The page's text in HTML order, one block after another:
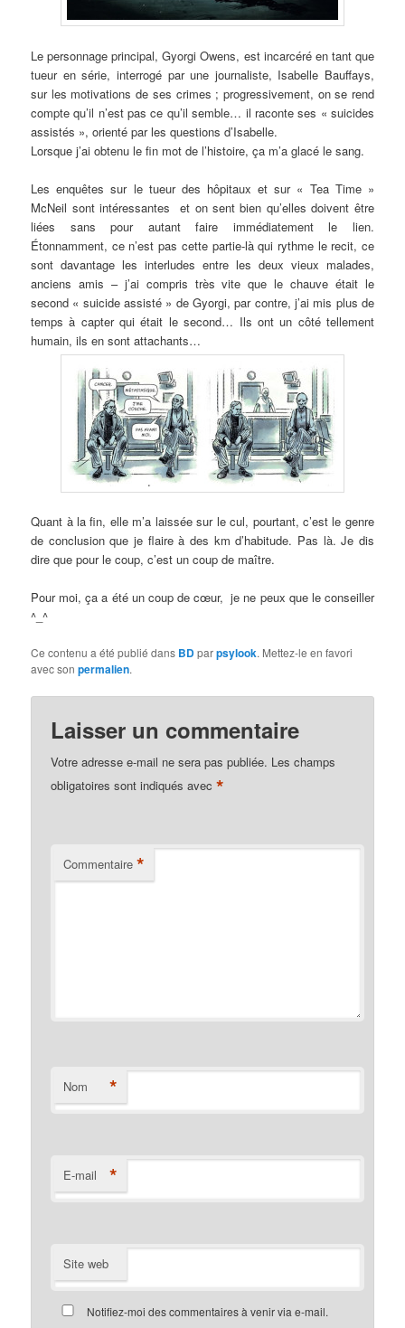
Le personnage principal, Gyorgi Owens, est incarcéré en tant que
tueur en série, interrogé par une journaliste, Isabelle Bauffays,
sur les motivations de ses crimes ; progressivement, on se rend
compte qu’il n’est pas ce qu’il semble… il raconte ses « suicides
assistés », orienté par les questions d’Isabelle.
Lorsque j’ai obtenu le fin mot de l’histoire, ça m’a glacé le sang.
Les enquêtes sur le tueur des hôpitaux et sur « Tea Time »
McNeil sont intéressantes et on sent bien qu’elles doivent être
liées sans pour autant faire immédiatement le lien.
Étonnamment, ce n’est pas cette partie-là qui rythme le recit, ce
sont davantage les interludes entre les deux vieux malades,
anciens amis – j’ai compris très vite que le chauve était le
second « suicide assisté » de Gyorgi, par contre, j’ai mis plus de
temps à capter qui était le second… Ils ont un côté tellement
humain, ils en sont attachants…
Quant à la fin, elle m’a laissée sur le cul, pourtant, c’est le genre
de conclusion que je flaire à des km d’habitude. Pas là. Je dis
dire que pour le coup, c’est un coup de maître.
Pour moi, ça a été un coup de cœur, je ne peux que le conseiller
^_^
Ce contenu a été publié dans BDparpsylook. Mettez-le en favori
avec sonpermalien.
Laisser un commentaire
Votre adresse e-mail ne sera pas publiée. Les champs
obligatoires sont indiqués avec*
Commentaire *
Nom *
E-mail *
Site web
Notifiez-moi des commentaires à venir via e-mail.